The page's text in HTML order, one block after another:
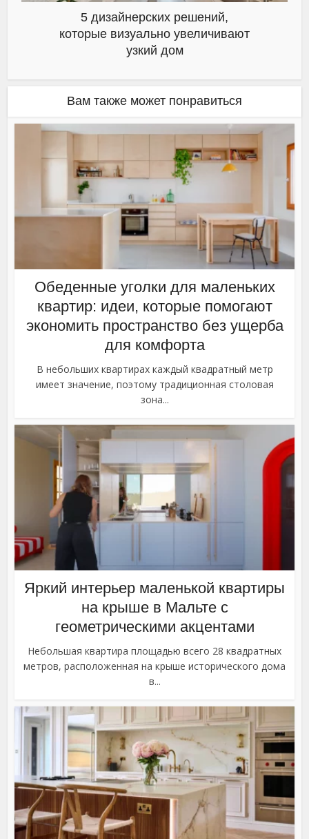
5 дизайнерских решений,
которые визуально увеличивают
узкий дом
Вам также может понравиться
Обеденные уголки для маленьких
квартир: идеи, которые помогают
экономить пространство без ущерба
для комфорта
В небольших квартирах каждый квадратный метр
имеет значение, поэтому традиционная столовая
зона...
Яркий интерьер маленькой квартиры
на крыше в Мальте с
геометрическими акцентами
Небольшая квартира площадью всего 28 квадратных
метров, расположенная на крыше исторического дома
в...